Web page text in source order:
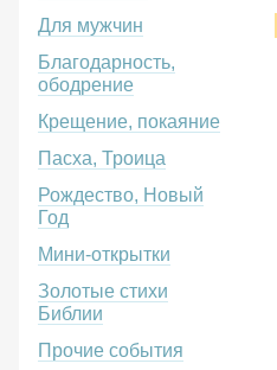
Для мужчин
Благодарность,
ободрение
Крещение, покаяние
Пасха, Троица
Рождество, Новый
Год
Мини-открытки
Золотые стихи
Библии
Прочие события